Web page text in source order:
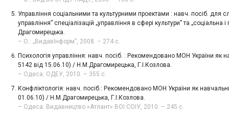
Управління соціальними та культурними проектами : навч. посіб. для
управління” спеціалізацій „управління в сфері культури” та „соціальна
Драгомирецька.
– О.: „ВидавІнформ”, 2008. – 274 с.
Психологія управління: навч. посіб. : Рекомендовано МОН України як
5142 від 15.06.10) / Н.М.Драгомирецька, Г.І.Козлова.
– Одеса: ОДЕУ, 2010. – 355 с.
Конфліктологія: навч. посіб.: Рекомендовано МОН України як
01.06.10) / Н.М.Драгомирецька, Г.І.Козлова.
– Одеса: Видавництво «Атлант» ВОІ СОІУ, 2010. – 245 с.